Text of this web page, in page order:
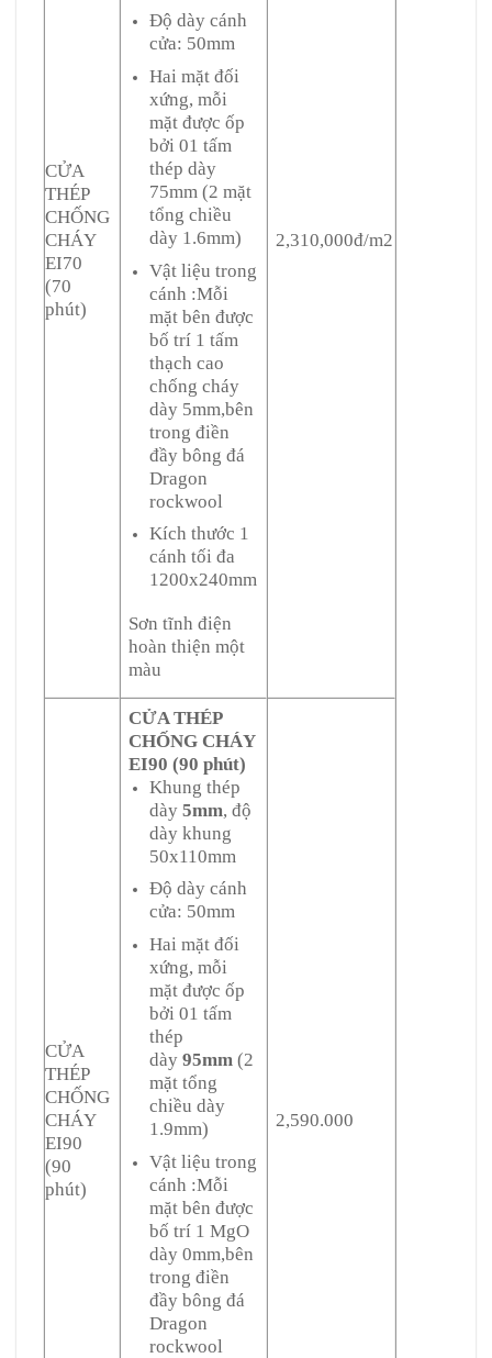
CỬA
THÉP
CHỐNG
CHÁY
EI70
(70
phút)
Độ dày cánh
cửa: 50mm
Hai mặt đối
xứng, mỗi
mặt được ốp
bởi 01 tấm
thép dày
75mm (2 mặt
tổng chiều
dày 1.6mm)
Vật liệu trong
cánh :Mỗi
mặt bên được
bố trí 1 tấm
thạch cao
chống cháy
dày 5mm,bên
trong điền
đầy bông đá
Dragon
rockwool
Kích thước 1
cánh tối đa
1200x240mm
Sơn tĩnh điện
hoàn thiện một
màu
2,310,000đ/m2
CỬA
THÉP
CHỐNG
CHÁY
EI90
(90
phút)
CỬA THÉP
CHỐNG CHÁY
EI90 (90 phút)
Khung thép
dày 5mm, độ
dày khung
50x110mm
Độ dày cánh
cửa: 50mm
Hai mặt đối
xứng, mỗi
mặt được ốp
bởi 01 tấm
thép
dày 95mm (2
mặt tổng
chiều dày
1.9mm)
Vật liệu trong
cánh :Mỗi
mặt bên được
bố trí 1 MgO
dày 0mm,bên
trong điền
đầy bông đá
Dragon
rockwool
2,590.000